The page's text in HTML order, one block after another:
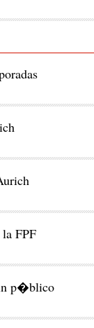
FPF
p�blico